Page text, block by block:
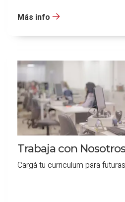
Más info
Trabaja con Nosotros
Cargá tu curriculum para